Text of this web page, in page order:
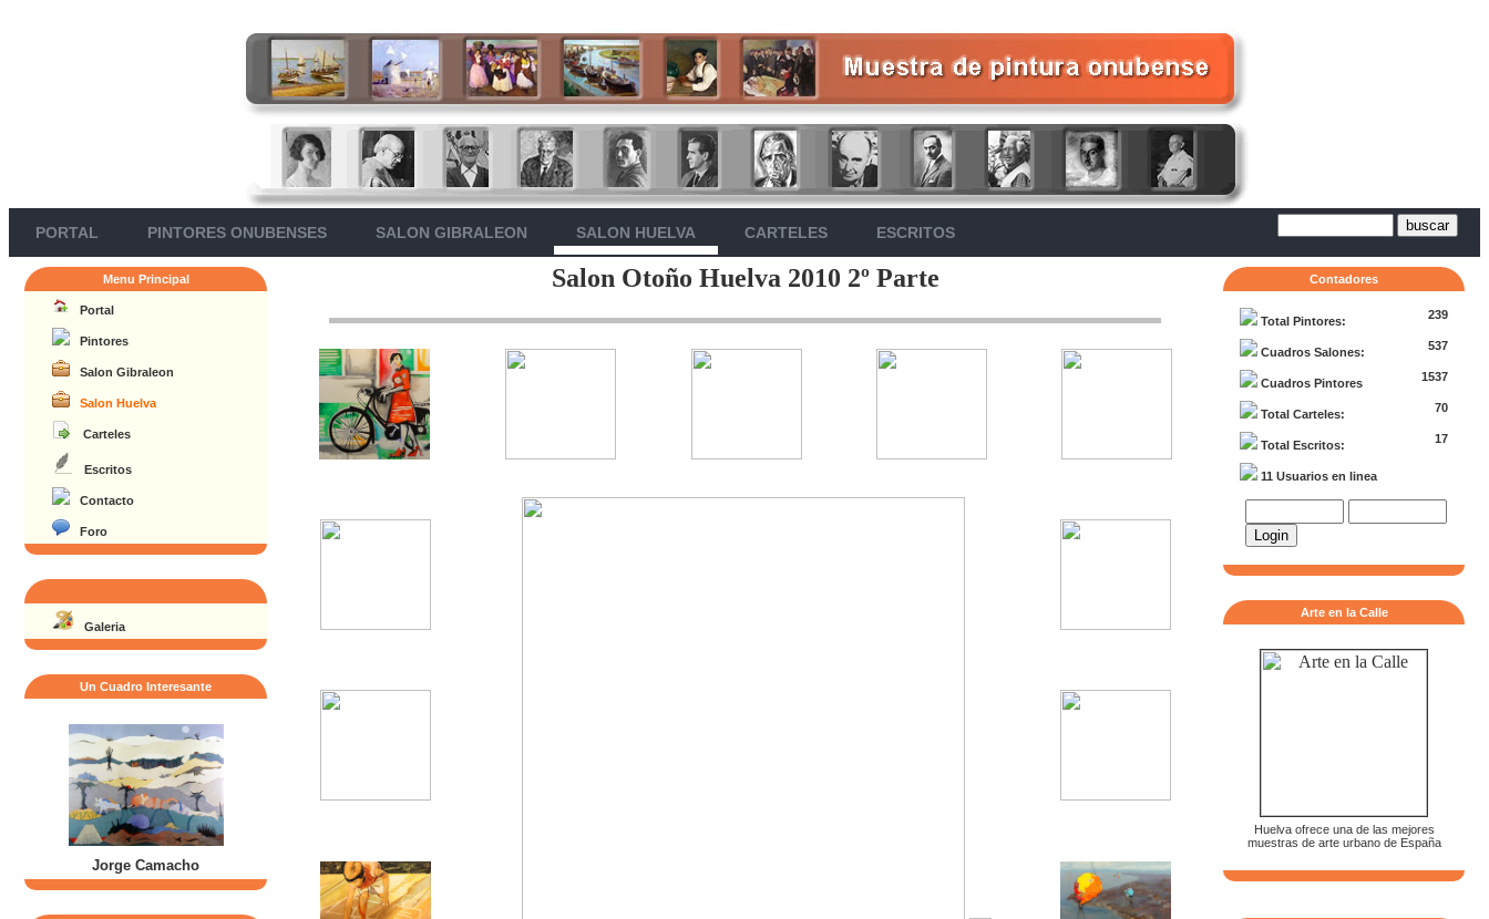
PORTAL PINTORES ONUBENSES SALON GIBRALEON SALON HUELVA CARTELES ESCRITOS
Menu Principal
Portal
Pintores
Salon Gibraleon
Salon Huelva
Carteles
Escritos
Contacto
Foro
Galeria
Un Cuadro Interesante
Jorge Camacho
Salon Otoño Huelva 2010 2º Parte Contadores
Total Pintores: 239
Cuadros Salones: 537
Cuadros Pintores 1537
Total Carteles: 70
Total Escritos: 17
11 Usuarios en linea
Arte en la Calle
Huelva ofrece una de las mejores
muestras de arte urbano de España